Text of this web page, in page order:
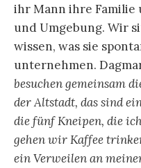
ihr Mann ihre Familie
und Umgebung. Wir
wissen, was sie
unternehmen.
besuchen gemeinsam
der Altstadt, das sind
die fünf Kneipen, die
gehen wir Kaffee
ein Verweilen an